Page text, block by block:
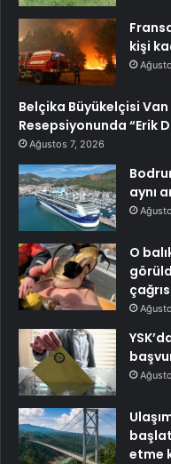
kişi
Belçika Büyükelçisi
Resepsiyonunda “Erik
Ağustos 7, 2026
aynı
O
etme